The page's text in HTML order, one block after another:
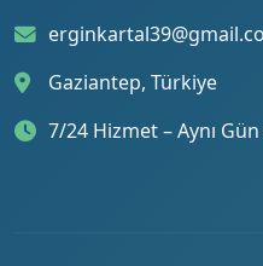
Gaziantep, Türkiye
7/24 Hizmet – Aynı